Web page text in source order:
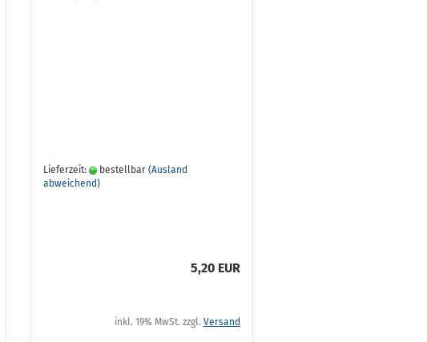
Lieferzeit: bestellbar (Ausland
abweichend)
5,20 EUR
inkl. 19% MwSt. zzgl. Versand